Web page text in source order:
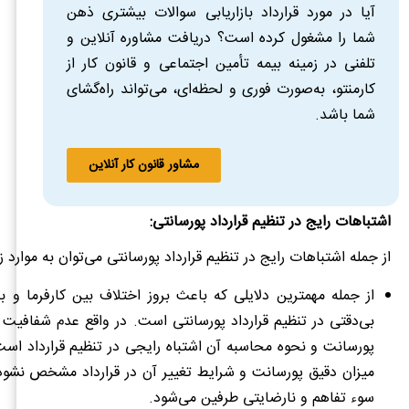
آیا در مورد قرارداد بازاریابی سوالات بیشتری ذهن
شما را مشغول کرده است؟ دریافت مشاوره آنلاین و
تلفنی در زمینه بیمه تأمین اجتماعی و قانون کار از
کارمنتو، به‌صورت فوری و لحظه‌ای، می‌تواند راه‌گشای
شما باشد.
مشاور قانون کار آنلاین
اشتباهات رایج در تنظیم قرارداد پورسانتی:
از جمله اشتباهات رایج در تنظیم قرارداد پورسانتی می‌توان به موارد
از جمله مهمترین دلایلی که باعث بروز اختلاف بین کارفرما و
بی‌دقتی در تنظیم قرارداد پورسانتی است. در واقع عدم
پورسانت و نحوه محاسبه آن اشتباه رایجی در تنظیم قرارداد
میزان دقیق پورسانت و شرایط تغییر آن در قرارداد مشخص
سوء تفاهم و نارضایتی طرفین می‌شود.